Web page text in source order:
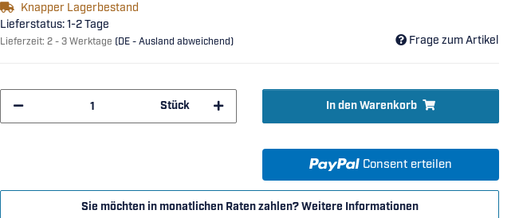
Knapper Lagerbestand
Lieferstatus: 1-2 Tage
Lieferzeit: 2 - 3 Werktage (DE - Ausland abweichend) Frage zum Artikel
Stück In den Warenkorb
Consent erteilen
Sie möchten in monatlichen Raten zahlen?Weitere Informationen